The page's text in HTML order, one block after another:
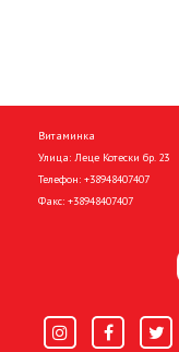
Витаминка
Улица: Леце Котески бр. 23
Телефон: +38948407407
Факс: +38948407407